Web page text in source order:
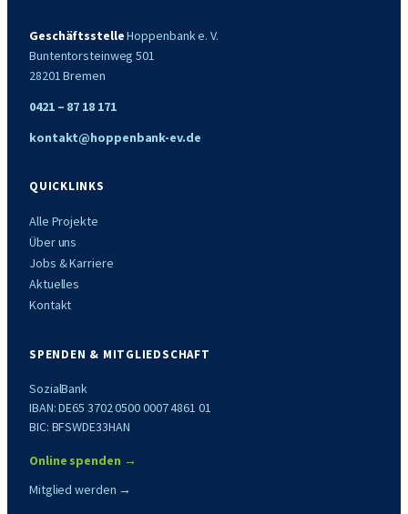
GeschäftsstelleHoppenbank e. V.
Buntentorsteinweg 501
28201 Bremen
0421 – 87 18 171
kontakt@hoppenbank-ev.de
QUICKLINKS
Alle Projekte
Über uns
Jobs & Karriere
Aktuelles
Kontakt
SPENDEN & MITGLIEDSCHAFT
SozialBank
IBAN: DE65 3702 0500 0007 4861 01
BIC: BFSWDE33HAN
Online spenden →
Mitglied werden →